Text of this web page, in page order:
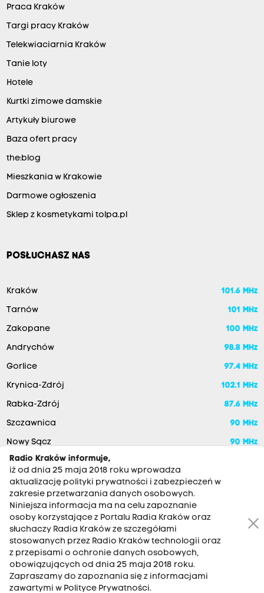
Praca Kraków
Targi pracy Kraków
Telekwiaciarnia Kraków
Tanie loty
Hotele
Kurtki zimowe damskie
Artykuły biurowe
Baza ofert pracy
the:blog
Mieszkania w Krakowie
Darmowe ogłoszenia
Sklep z kosmetykami tolpa.pl
POSŁUCHASZ NAS
Kraków 101.6 MHz
Tarnów 101 MHz
Zakopane 100 MHz
Andrychów 98.8 MHz
Gorlice 97.4 MHz
Krynica-Zdrój 102.1 MHz
Rabka-Zdrój 87.6 MHz
Szczawnica 90 MHz
Nowy Sącz 90 MHz
RADIO KRAKÓW SA. Aleja Juliusza Słowackiego 22, 30-007
Kraków
Antena: 12 200 33 33
Radio Kraków informuje,
iż od dnia 25 maja 2018 roku wprowadza
aktualizację polityki prywatności i zabezpieczeń w
zakresie przetwarzania danych osobowych.
Niniejsza informacja ma na celu zapoznanie
osoby korzystające z Portalu Radia Kraków oraz
słuchaczy Radia Kraków ze szczegółami
stosowanych przez Radio Kraków technologii oraz
z przepisami o ochronie danych osobowych,
obowiązujących od dnia 25 maja 2018 roku.
Zapraszamy do zapoznania się z informacjami
zawartymi w Polityce Prywatności.